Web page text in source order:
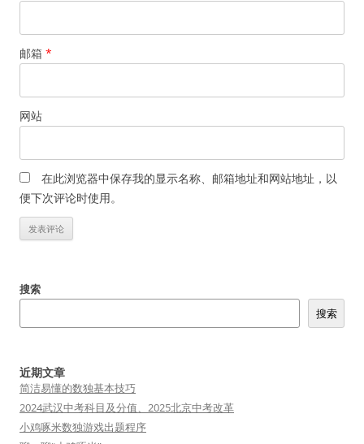
邮箱 *
网站
在此浏览器中保存我的显示名称、邮箱地址和网站地址，以
便下次评论时使用。
搜索
搜索
近期文章
简洁易懂的数独基本技巧
2024武汉中考科目及分值、2025北京中考改革
小鸡啄米数独游戏出题程序